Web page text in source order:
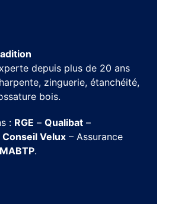
depuis plus de 20 ans
zinguerie, étanchéité,
bois.
: RGE – Qualibat –
Velux – Assurance
.